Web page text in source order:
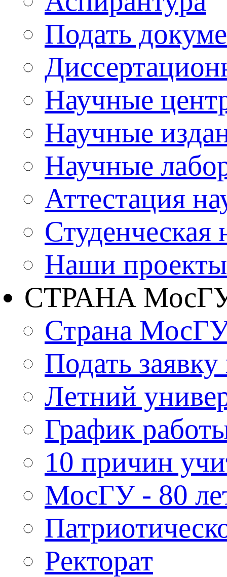
Подать
Научные
Научные
Научные
Аттестация
Студенческая
Наши проекты
СТРАНА
Страна
Подать
Летний
График
10 причин
МосГУ - 80
Ректорат